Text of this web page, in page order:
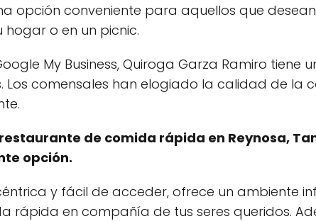
opción conveniente para aquellos que
o en un picnic.
My Business, Quiroga Garza Ramiro tiene
Los comensales han elogiado la calidad de la
de comida rápida en Reynosa,
opción.
y fácil de acceder, ofrece un ambiente
rápida en compañía de tus seres queridos.